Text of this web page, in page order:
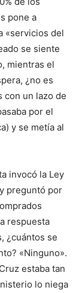
pone a
«servicios del
se siente
mientras el
¿no es
con un lazo de
por el
y se metía al
invocó la Ley
preguntó por
respuesta
¿cuántos se
«Ninguno».
estaba tan
lo niega